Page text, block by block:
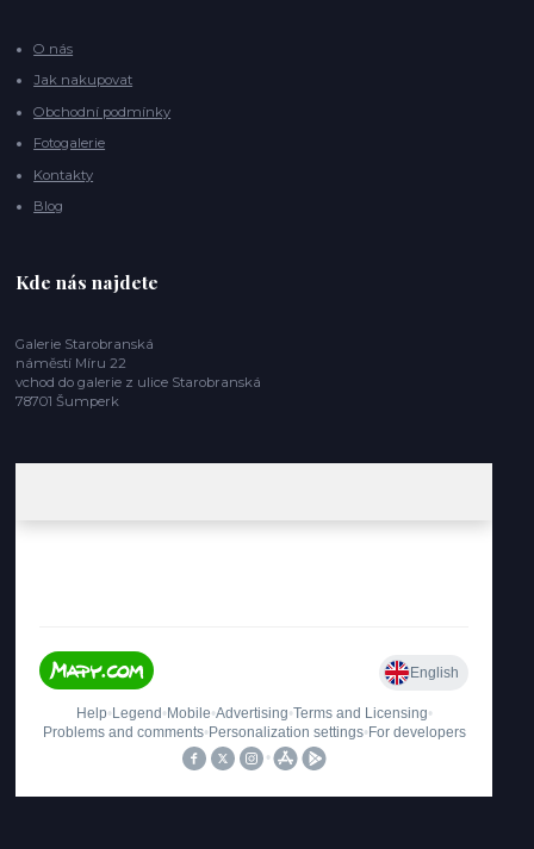
O nás
Jak nakupovat
Obchodní podmínky
Fotogalerie
Kontakty
Blog
Kde nás najdete
Galerie Starobranská
náměstí Míru 22
vchod do galerie z ulice Starobranská
78701 Šumperk